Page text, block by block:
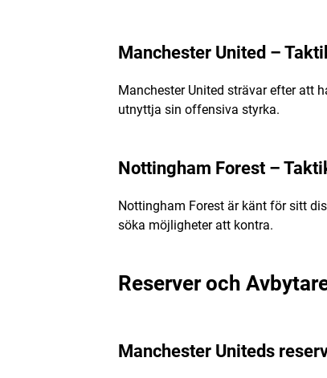
Manchester United –
Manchester United strävar efter att
utnyttja sin offensiva styrka.
Nottingham Forest –
Nottingham Forest är känt för sitt
söka möjligheter att kontra.
Reserver och
Manchester Uniteds